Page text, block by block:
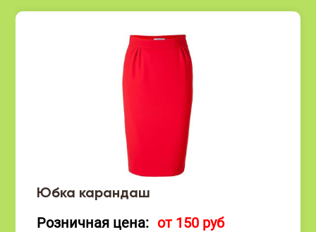
Юбка карандаш
Розничная цена: от 150 руб